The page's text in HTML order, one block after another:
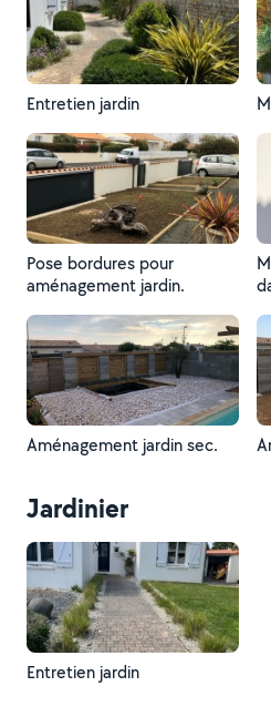
Entretien jardin
Pose bordures pour
aménagement jardin.
Aménagement jardin sec.
Jardinier
Entretien jardin